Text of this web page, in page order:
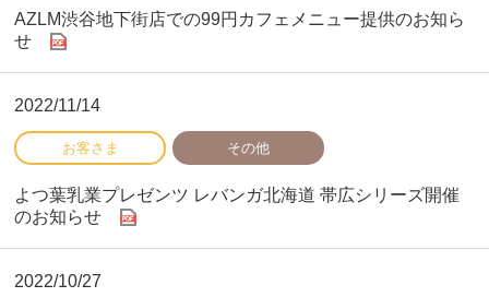
AZLM渋谷地下街店での99円カフェメニュー提供のお知ら
せ
2022/11/14
よつ葉乳業プレゼンツ レバンガ北海道 帯広シリーズ開催
のお知らせ
2022/10/27